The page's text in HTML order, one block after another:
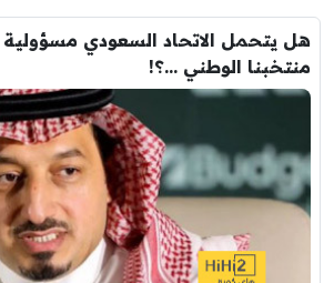
هل يتحمل الاتحاد السعودي مسؤولية
منتخبنا الوطني …؟!